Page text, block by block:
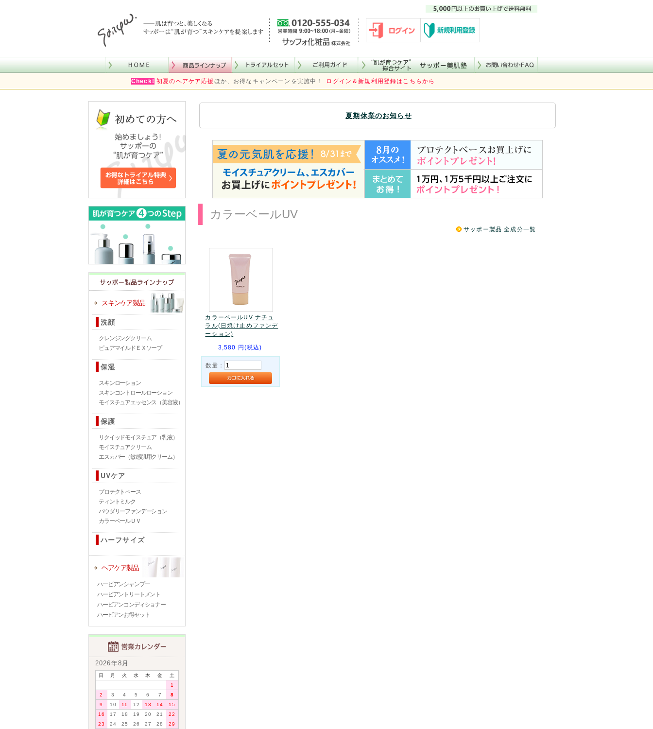
Check! 初夏のヘアケア応援 ほか、お得なキャンペーンを実施中！ ログイン＆新規利用登録はこちらから
スキンケア製品
洗顔
クレンジングクリーム
ピュアマイルドＥＸソープ
保湿
スキンローション
スキンコントロールローション
モイスチュアエッセンス（美容液）
保護
リクイッドモイスチュア（乳液）
モイスチュアクリーム
エスカバー（敏感肌用クリーム）
UVケア
プロテクトベース
ティントミルク
パウダリーファンデーション
カラーベールＵＶ
ハーフサイズ
ヘアケア製品
ハービアンシャンプー
ハービアントリートメント
ハービアンコンディショナー
ハービアンお得セット
2026年8月
日 月 火 水 木 金
土
1
2
3 4 5 6 7
8
9
10 11 12 13 14
15
16
17 18 19 20 21
22
23
24 25 26 27 28
29
夏期休業のお知らせ
カラーベールUV
サッポー製品 全成分一覧
カラーベールUV ナチュ
ラル(日焼け止めファンデ
ーション)
3,580 円(税込)
数量：